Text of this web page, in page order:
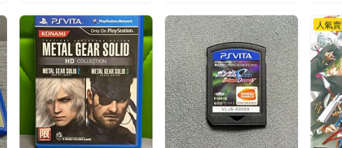
人氣